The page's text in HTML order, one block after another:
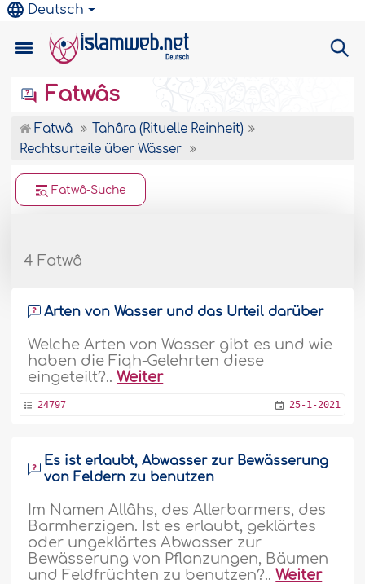
Deutsch
Fatwâs
Fatwâ
Tahâra (Rituelle Reinheit)
Rechtsurteile über Wässer
Fatwâ-Suche
4 Fatwâ
Arten von Wasser und das Urteil darüber
Welche Arten von Wasser gibt es und wie
haben die Fiqh-Gelehrten diese
eingeteilt?..Weiter
24797 25-1-2021
Es ist erlaubt, Abwasser zur Bewässerung
von Feldern zu benutzen
Im Namen Allâhs, des Allerbarmers, des
Barmherzigen. Ist es erlaubt, geklärtes
oder ungeklärtes Abwasser zur
Bewässerung von Pflanzungen, Bäumen
und Feldfrüchten zu benutzen?..Weiter